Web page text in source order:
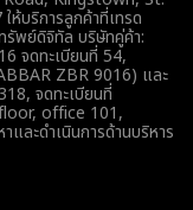
บริการลูกค้าที่เทรด
พย์ดิจิทัล บริษัทคู่ค้า:
จดทะเบียนที่ 54,
ZBR 9016) และ
จดทะเบียนที่
office 101,
ละดำเนินการด้านบริหาร